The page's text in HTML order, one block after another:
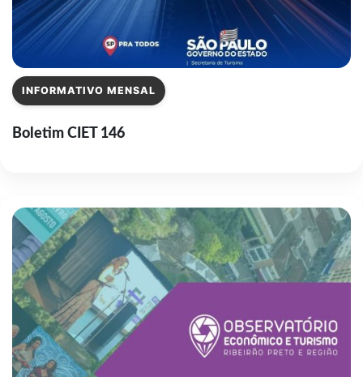
INFORMATIVO MENSAL
Boletim CIET 146